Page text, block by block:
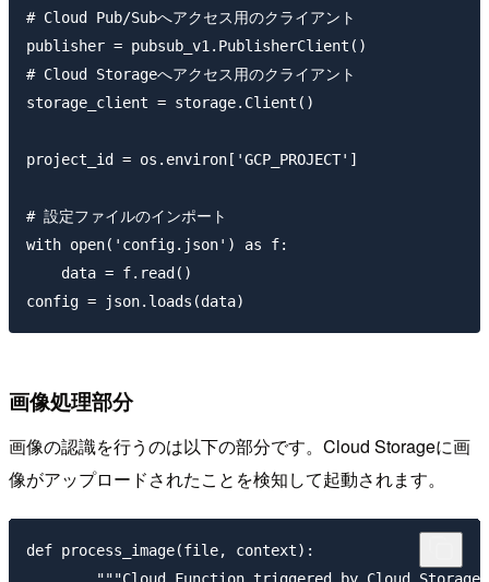
# Cloud Pub/Subへアクセス用のクライアント
publisher = pubsub_v1.PublisherClient()
# Cloud Storageへアクセス用のクライアント
storage_client = storage.Client()
project_id = os.environ['GCP_PROJECT']
# 設定ファイルのインポート
with open('config.json') as f:
    data = f.read()
画像処理部分
画像の認識を行うのは以下の部分です。Cloud Storageに画
像がアップロードされたことを検知して起動されます。
def process_image(file, context):